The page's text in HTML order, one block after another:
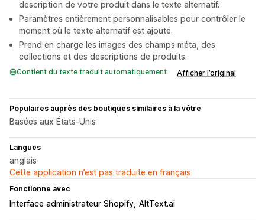
description de votre produit dans le texte alternatif.
Paramètres entièrement personnalisables pour contrôler le
moment où le texte alternatif est ajouté.
Prend en charge les images des champs méta, des
collections et des descriptions de produits.
Contient du texte traduit automatiquement Afficher l’original
Populaires auprès des boutiques similaires à la vôtre
Basées aux États-Unis
Langues
anglais
Cette application n’est pas traduite en français
Fonctionne avec
Interface administrateur Shopify AltText.ai